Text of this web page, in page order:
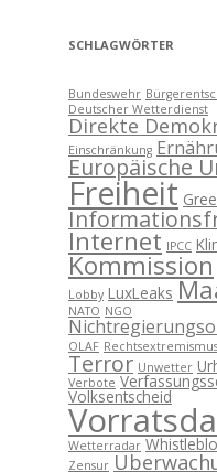
SCHLAGWÖRTER
Bundeswehr
Deutscher Wetterdienst
Direkte
Einschränkung
Europäische
Freiheit
Internet IPCC
Kommission
Lobby LuxLeaks
NATO NGO
OLAF Rechtsextremismus
Terror Unwetter
Verbote
Volksentscheid
Wetterradar
Zensur